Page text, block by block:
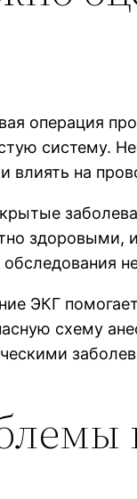
операция
систему.
влиять на
здоровыми,
обследования
ЭКГ
схему